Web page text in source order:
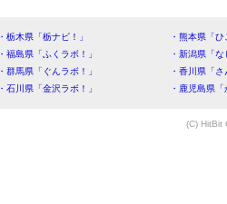
・栃木県「栃ナビ！」
・熊本県「
・福島県「ふくラボ！」
・新潟県「
・群馬県「ぐんラボ！」
・香川県「
・石川県「金沢ラボ！」
・鹿児島県
(C) HitBit